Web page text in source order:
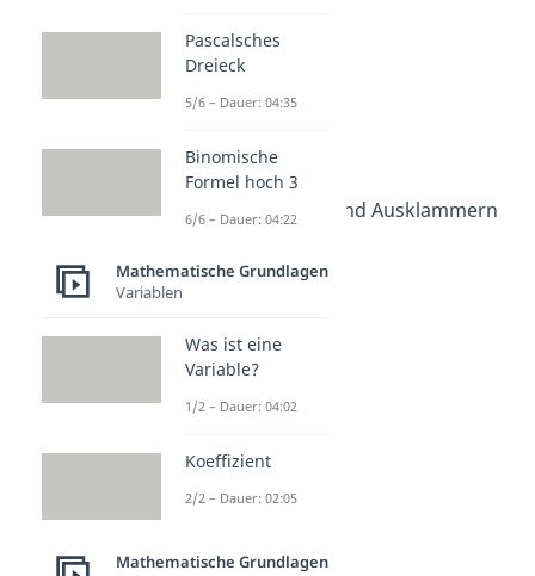
Dauer: 03:31
Assoziativgesetz
Distributivgesetz
Punkt vor Strich
Dauer: 03:35
Ausmultiplizieren und Ausklammern
Klammern auflösen
Dauer: 04:31
Pascalsches
Dreieck
5/6 – Dauer: 04:35
Binomische
Formel hoch 3
6/6 – Dauer: 04:22
Mathematische Grundlagen
Variablen
Was ist eine
Variable?
1/2 – Dauer: 04:02
Koeffizient
2/2 – Dauer: 02:05
Mathematische Grundlagen